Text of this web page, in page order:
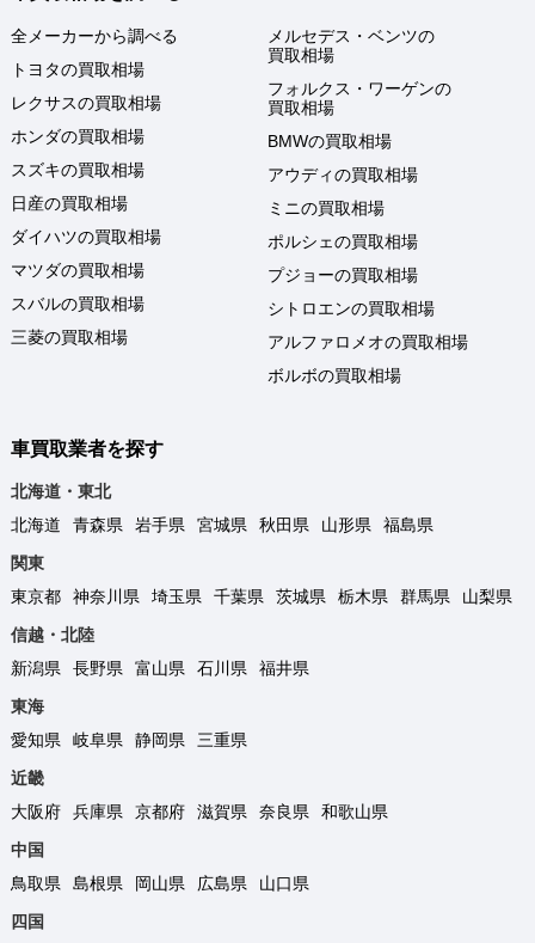
全メーカーから調べる
トヨタの買取相場
レクサスの買取相場
ホンダの買取相場
スズキの買取相場
日産の買取相場
ダイハツの買取相場
マツダの買取相場
スバルの買取相場
三菱の買取相場
メルセデス・ベンツの
買取相場
フォルクス・ワーゲンの
買取相場
BMWの買取相場
アウディの買取相場
ミニの買取相場
ポルシェの買取相場
プジョーの買取相場
シトロエンの買取相場
アルファロメオの買取相場
ボルボの買取相場
車買取業者を探す
北海道・東北
北海道
青森県 岩手県 宮城県 秋田県 山形県
福島県
関東
東京都
神奈川県 埼玉県 千葉県 茨城県 栃木県 群馬県
山梨県
信越・北陸
新潟県
長野県 富山県 石川県
福井県
東海
愛知県
岐阜県 静岡県
三重県
近畿
大阪府
兵庫県 京都府 滋賀県 奈良県
和歌山県
中国
鳥取県
島根県 岡山県 広島県
山口県
四国